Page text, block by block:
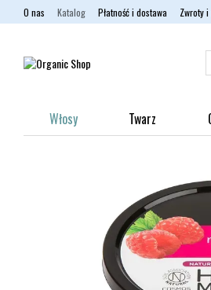
Przejdź do głównej treści
O nas Katalog Płatność i dostawa Zwroty
Włosy Twarz